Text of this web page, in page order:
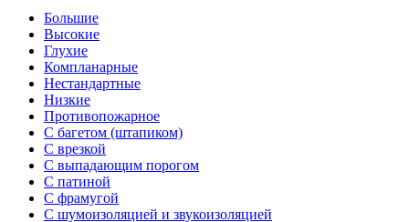
Большие
Высокие
Глухие
Компланарные
Нестандартные
Низкие
Противопожарное
С багетом (штапиком)
С врезкой
С выпадающим порогом
С патиной
С фрамугой
С шумоизоляцией и звукоизоляцией